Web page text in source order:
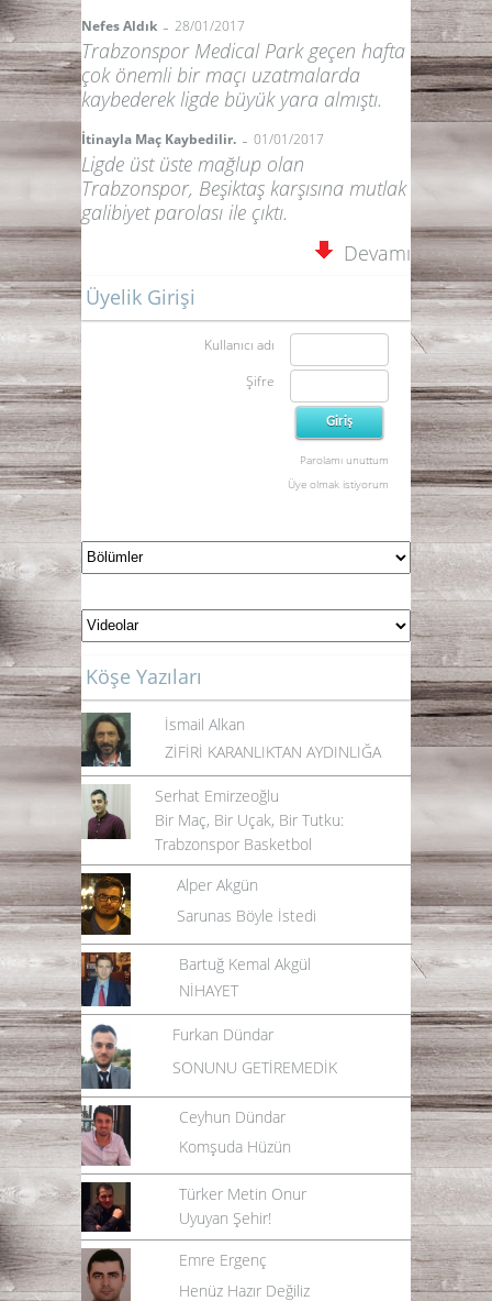
Nefes Aldık - 28/01/2017
Trabzonspor Medical Park geçen hafta
çok önemli bir maçı uzatmalarda
kaybederek ligde büyük yara almıştı.
İtinayla Maç Kaybedilir. - 01/01/2017
Ligde üst üste mağlup olan
Trabzonspor, Beşiktaş karşısına mutlak
galibiyet parolası ile çıktı.
Devamı
Üyelik Girişi
Kullanıcı adı
Şifre
Parolamı unuttum
Üye olmak istiyorum
Köşe Yazıları
İsmail Alkan
ZİFİRİ KARANLIKTAN AYDINLIĞA
Serhat Emirzeoğlu
Bir Maç, Bir Uçak, Bir Tutku:
Trabzonspor Basketbol
Alper Akgün
Sarunas Böyle İstedi
Bartuğ Kemal Akgül
NİHAYET
Furkan Dündar
SONUNU GETİREMEDİK
Ceyhun Dündar
Komşuda Hüzün
Türker Metin Onur
Uyuyan Şehir!
Emre Ergenç
Henüz Hazır Değiliz